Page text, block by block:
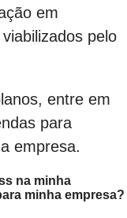
em
pelo
entre em
para
empresa.
na minha
minha empresa?